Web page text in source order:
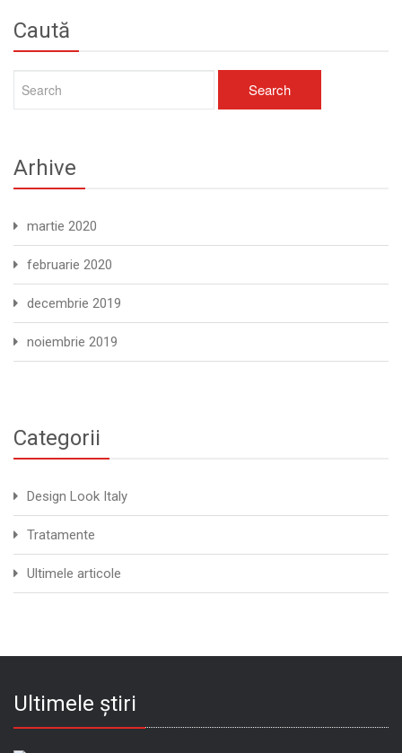
Caută
Arhive
martie 2020
februarie 2020
decembrie 2019
noiembrie 2019
Categorii
Design Look Italy
Tratamente
Ultimele articole
Ultimele știri